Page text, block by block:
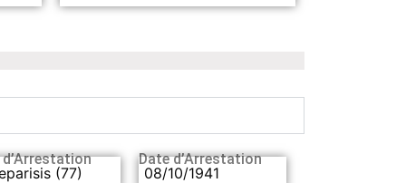
d’Arrestation
(77)
Date d’Arrestation
08/10/1941